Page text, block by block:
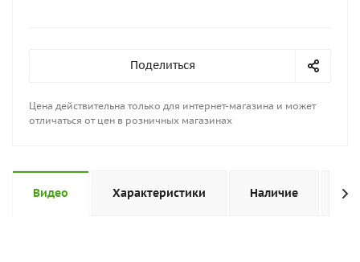
Поделиться
Цена действительна только для интернет-магазина и может
отличаться от цен в розничных магазинах
Видео Характеристики Наличие